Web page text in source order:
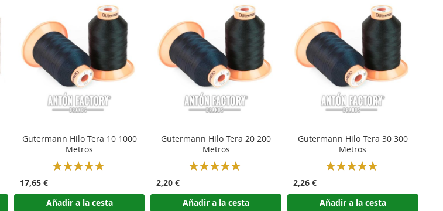
Gutermann Hilo Tera 10 1000
Metros
Rating:
17,65 €
Añadir a la cesta
Gutermann Hilo Tera 20 200
Metros
Rating:
2,20 €
Añadir a la cesta
Gutermann Hilo Tera 30 300
Metros
Rating:
2,26 €
Añadir a la cesta